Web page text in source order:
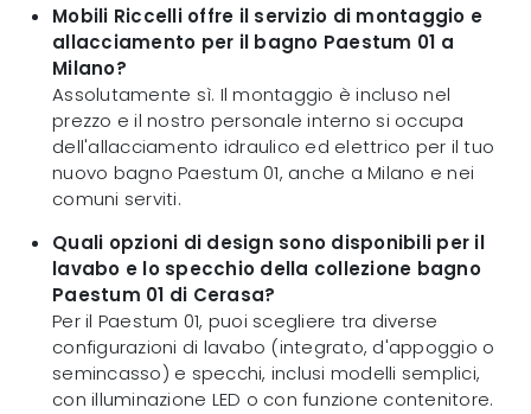
Mobili Riccelli offre il servizio di montaggio e
allacciamento per il bagno Paestum 01 a
Milano?
Assolutamente sì. Il montaggio è incluso nel
prezzo e il nostro personale interno si occupa
dell'allacciamento idraulico ed elettrico per il tuo
nuovo bagno Paestum 01, anche a Milano e nei
comuni serviti.
Quali opzioni di design sono disponibili per il
lavabo e lo specchio della collezione bagno
Paestum 01 di Cerasa?
Per il Paestum 01, puoi scegliere tra diverse
configurazioni di lavabo (integrato, d'appoggio o
semincasso) e specchi, inclusi modelli semplici,
con illuminazione LED o con funzione contenitore.